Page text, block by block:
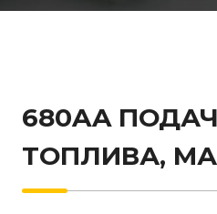
680AA
ТОПЛИВА,